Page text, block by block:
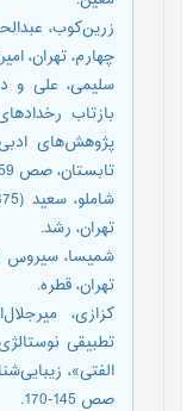
چهارم، تهران،
بازتاب
پژوهش‌های
تابستان، صص 59-71.
تهران، رشد.
تهران، قطره.
تطبیقی
صص 145-170.